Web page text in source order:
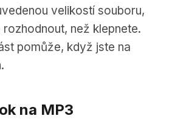
velikostí souboru,
než klepnete.
pomůže, když jste na
na MP3